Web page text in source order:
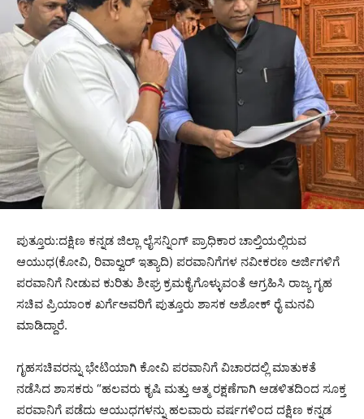
ಪುತ್ತೂರು:ದಕ್ಷಿಣ ಕನ್ನಡ ಜಿಲ್ಲಾ ಲೈಸನ್ನಿಂಗ್ ಪ್ರಾಧಿಕಾರ ಚಾಲ್ತಿಯಲ್ಲಿರುವ
ಆಯುಧ(ಕೋವಿ, ರಿವಾಲ್ವರ್ ಇತ್ಯಾದಿ) ಪರವಾನಿಗೆಗಳ ನವೀಕರಣ ಅರ್ಜಿಗಳಿಗೆ
ಪರವಾನಿಗೆ ನೀಡುವ ಕುರಿತು ಶೀಘ್ರ ಕ್ರಮಕೈಗೊಳ್ಳುವಂತೆ ಆಗ್ರಹಿಸಿ ರಾಜ್ಯ ಗೃಹ
ಸಚಿವ ಪ್ರಿಯಾಂಕ ಖರ್ಗೆಅವರಿಗೆ ಪುತ್ತೂರು ಶಾಸಕ ಅಶೋಕ್ ರೈ ಮನವಿ
ಮಾಡಿದ್ದಾರೆ.
ಗೃಹಸಚಿವರನ್ನು ಭೇಟಿಯಾಗಿ ಕೋವಿ ಪರವಾನಿಗೆ ವಿಚಾರದಲ್ಲಿ ಮಾತುಕತೆ
ನಡೆಸಿದ ಶಾಸಕರು “ಹಲವರು ಕೃಷಿ ಮತ್ತು ಆತ್ಮ ರಕ್ಷಣೆಗಾಗಿ ಆಡಳಿತದಿಂದ ಸೂಕ್ತ
ಪರವಾನಿಗೆ ಪಡೆದು ಆಯುಧಗಳನ್ನು ಹಲವಾರು ವರ್ಷಗಳಿಂದ ದಕ್ಷಿಣ ಕನ್ನಡ